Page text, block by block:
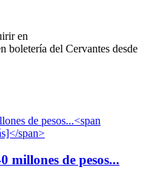
en
boletería del Cervantes desde
millones de pesos...